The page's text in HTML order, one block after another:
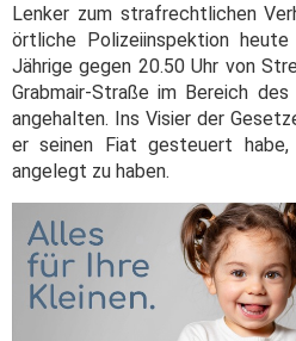
Lenker zum strafrechtlichen
örtliche Polizeiinspektion
Jährige gegen 20.50 Uhr von
Grabmair-Straße im Bereich
angehalten. Ins Visier der
er seinen Fiat gesteuert habe,
angelegt zu haben.